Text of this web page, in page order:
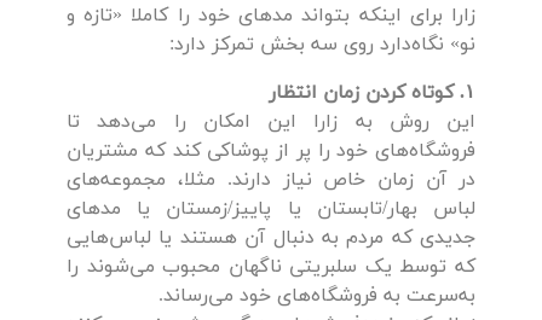
زارا برای اینکه بتواند مدهای خود را کاملا «تازه و
نو» نگاه‌دارد روی سه بخش تمرکز دارد:
۱. کوتاه کردن زمان انتظار
این روش به زارا این امکان را می‌دهد تا
فروشگاه‌های خود را پر از پوشاکی کند که مشتریان
در آن زمان خاص نیاز دارند. مثلا، مجموعه‌های
لباس بهار/تابستان یا پاییز/زمستان یا مدهای
جدیدی که مردم به دنبال آن هستند یا لباس‌هایی
که توسط یک سلبریتی ناگهان محبوب می‌شوند را
به‌سرعت به فروشگاه‌های خود می‌رساند.